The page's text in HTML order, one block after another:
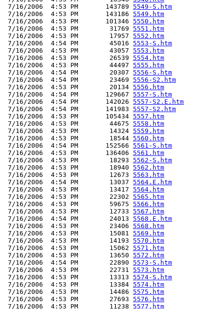
7/16/2006  4:53 PM       143789 5549-S.htm
7/16/2006  4:53 PM       143186 5549.htm
7/16/2006  4:53 PM       101346 5550.htm
7/16/2006  4:53 PM        31769 5551.htm
7/16/2006  4:53 PM        17957 5552.htm
7/16/2006  4:54 PM        45016 5553-S.htm
7/16/2006  4:53 PM        43057 5553.htm
7/16/2006  4:53 PM        26539 5554.htm
7/16/2006  4:53 PM        44497 5555.htm
7/16/2006  4:54 PM        20307 5556-S.htm
7/16/2006  4:54 PM        23469 5556-S2.htm
7/16/2006  4:53 PM        20134 5556.htm
7/16/2006  4:54 PM       129667 5557-S.htm
7/16/2006  4:54 PM       142026 5557-S2.E.htm
7/16/2006  4:54 PM       141983 5557-S2.htm
7/16/2006  4:53 PM       105434 5557.htm
7/16/2006  4:53 PM        44675 5558.htm
7/16/2006  4:53 PM        14324 5559.htm
7/16/2006  4:53 PM        18544 5560.htm
7/16/2006  4:54 PM       152566 5561-S.htm
7/16/2006  4:53 PM       136406 5561.htm
7/16/2006  4:53 PM        18293 5562-S.htm
7/16/2006  4:53 PM        18940 5562.htm
7/16/2006  4:53 PM        12673 5563.htm
7/16/2006  4:54 PM        13037 5564.E.htm
7/16/2006  4:53 PM        13417 5564.htm
7/16/2006  4:53 PM        22302 5565.htm
7/16/2006  4:53 PM        59675 5566.htm
7/16/2006  4:53 PM        12733 5567.htm
7/16/2006  4:54 PM        24013 5568.E.htm
7/16/2006  4:53 PM        23406 5568.htm
7/16/2006  4:53 PM        15081 5569.htm
7/16/2006  4:53 PM        14193 5570.htm
7/16/2006  4:53 PM        15062 5571.htm
7/16/2006  4:53 PM        13650 5572.htm
7/16/2006  4:54 PM        22890 5573-S.htm
7/16/2006  4:53 PM        22731 5573.htm
7/16/2006  4:53 PM        13313 5574-S.htm
7/16/2006  4:53 PM        13384 5574.htm
7/16/2006  4:53 PM        14486 5575.htm
7/16/2006  4:53 PM        27693 5576.htm
7/16/2006  4:53 PM        11238 5577.htm